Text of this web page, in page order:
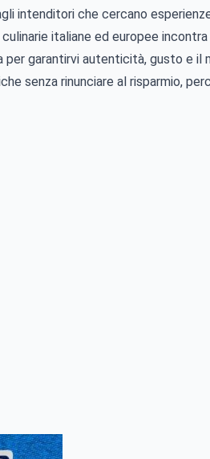
intenditori che cercano
italiane ed europee
per garantirvi autenticità, gusto e
senza rinunciare al risparmio,